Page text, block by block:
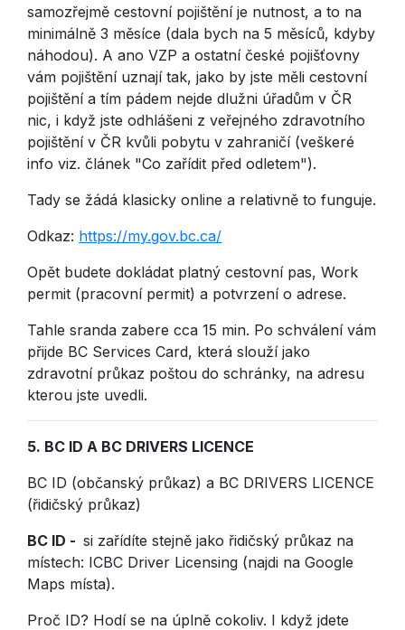
samozřejmě cestovní pojištění je nutnost, a to na
minimálně 3 měsíce (dala bych na 5 měsíců, kdyby
náhodou). A ano VZP a ostatní české pojišťovny
vám pojištění uznají tak, jako by jste měli cestovní
pojištění a tím pádem nejde dlužni úřadům v ČR
nic, i když jste odhlášeni z veřejného zdravotního
pojištění v ČR kvůli pobytu v zahraničí (veškeré
info viz. článek "Co zařídit před odletem").
Tady se žádá klasicky online a relativně to funguje.
Odkaz: https://my.gov.bc.ca/
Opět budete dokládat platný cestovní pas, Work
permit (pracovní permit) a potvrzení o adrese.
Tahle sranda zabere cca 15 min. Po schválení vám
přijde BC Services Card, která slouží jako
zdravotní průkaz poštou do schránky, na adresu
kterou jste uvedli.
5. BC ID A BC DRIVERS LICENCE
BC ID (občanský průkaz) a BC DRIVERS LICENCE
(řidičský průkaz)
BC ID - si zařídíte stejně jako řidičský průkaz na
místech: ICBC Driver Licensing (najdi na Google
Maps místa).
Proč ID? Hodí se na úplně cokoliv. I když jdete